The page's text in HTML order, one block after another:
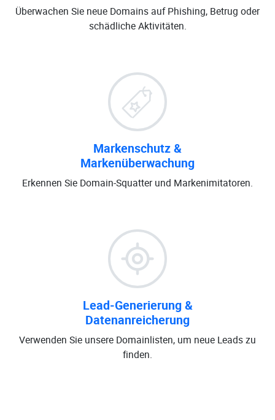
Überwachen Sie neue Domains auf Phishing, Betrug oder
schädliche Aktivitäten.
Markenschutz &
Markenüberwachung
Erkennen Sie Domain-Squatter und Markenimitatoren.
Lead-Generierung &
Datenanreicherung
Verwenden Sie unsere Domainlisten, um neue Leads zu
finden.